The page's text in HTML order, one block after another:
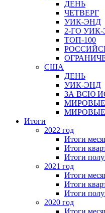
ДЕНЬ
ЧЕТВЕРГ
УИК-ЭНД
2-ГО
ТОП-100
США
ДЕНЬ
УИК-ЭНД
ЗА ВСЮ
МИРОВЫЕ
Итоги
2022 год
Итоги
Итоги
Итоги
2021 год
Итоги
Итоги
Итоги
2020 год
Итоги